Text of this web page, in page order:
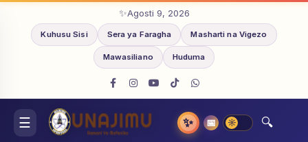
Agosti 9, 2026
Kuhusu Sisi Sera ya Faragha Masharti na Vigezo
Mawasiliano Huduma
✨ 📅